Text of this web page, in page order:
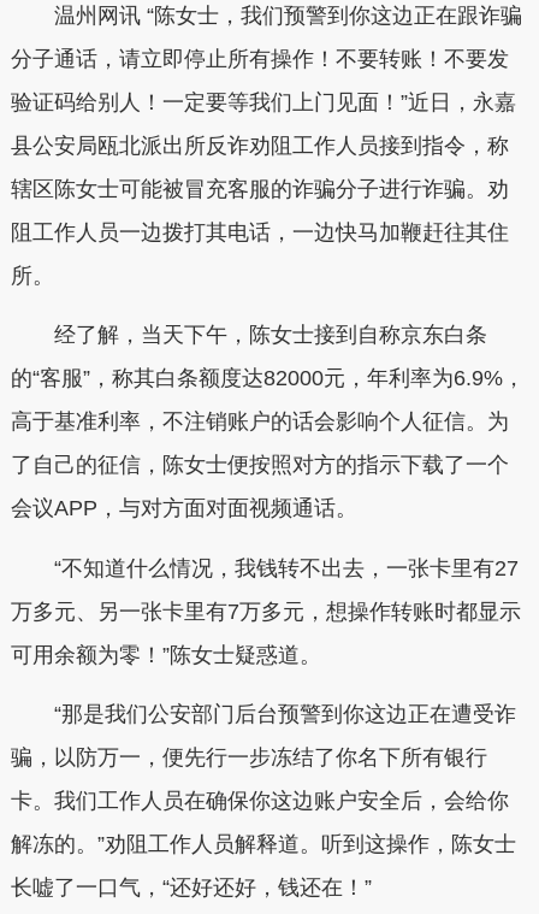
温州网讯 “陈女士，我们预警到你这边正在跟诈骗
分子通话，请立即停止所有操作！不要转账！不要发
验证码给别人！一定要等我们上门见面！”近日，永嘉
县公安局瓯北派出所反诈劝阻工作人员接到指令，称
辖区陈女士可能被冒充客服的诈骗分子进行诈骗。劝
阻工作人员一边拨打其电话，一边快马加鞭赶往其住
所。
经了解，当天下午，陈女士接到自称京东白条
的“客服”，称其白条额度达82000元，年利率为6.9%，
高于基准利率，不注销账户的话会影响个人征信。为
了自己的征信，陈女士便按照对方的指示下载了一个
会议APP，与对方面对面视频通话。
“不知道什么情况，我钱转不出去，一张卡里有27
万多元、另一张卡里有7万多元，想操作转账时都显示
可用余额为零！”陈女士疑惑道。
“那是我们公安部门后台预警到你这边正在遭受诈
骗，以防万一，便先行一步冻结了你名下所有银行
卡。我们工作人员在确保你这边账户安全后，会给你
解冻的。”劝阻工作人员解释道。听到这操作，陈女士
长嘘了一口气，“还好还好，钱还在！”